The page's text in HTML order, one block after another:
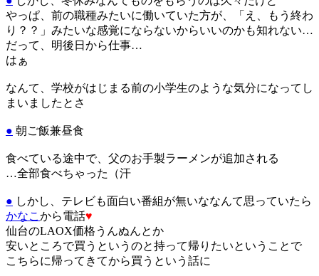
やっぱ、前の職種みたいに働いていた方が、「え、もう終わ
り？？」みたいな感覚にならないからいいのかも知れない…
だって、明後日から仕事…
はぁ
なんて、学校がはじまる前の小学生のような気分になってし
まいましたとさ
● 朝ご飯兼昼食
食べている途中で、父のお手製ラーメンが追加される
…全部食べちゃった（汗
● しかし、テレビも面白い番組が無いななんて思っていたら
かなこ から電話♥
仙台のLAOX価格うんぬんとか
安いところで買うというのと持って帰りたいということで
こちらに帰ってきてから買うという話に